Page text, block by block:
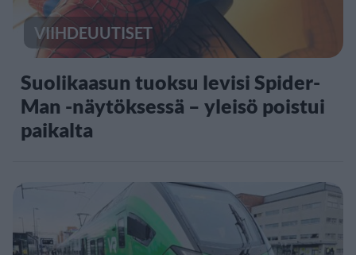
VIIHDEUUTISET
Suolikaasun tuoksu levisi Spider-
Man -näytöksessä – yleisö poistui
paikalta